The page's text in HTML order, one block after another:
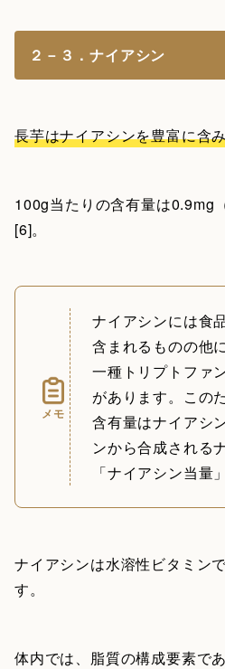
２－３．ナイアシン
長芋はナイアシンを豊富に含
100g当たりの含有量は0.9mg
[6]。
メモ
ナイアシンには食
含まれるものの他
一種トリプトファ
があります。この
含有量はナイアシ
ンから合成される
「ナイアシン当量
ナイアシンは水溶性ビタミン
す。
体内では、脂質の構成要素で